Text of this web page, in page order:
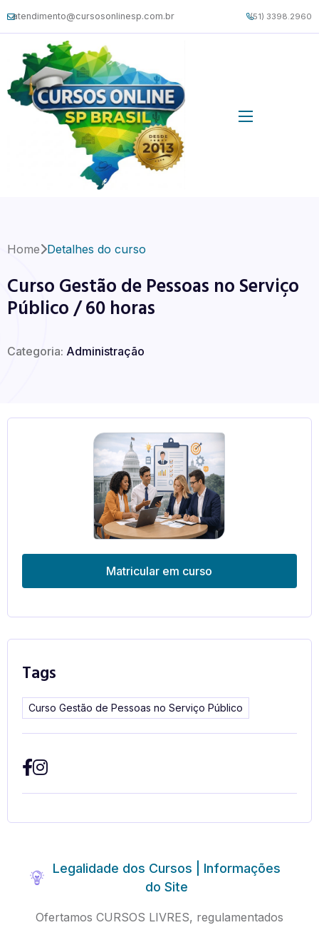
atendimento@cursosonlinesp.com.br (51) 3398.2960
Home Detalhes do curso
Curso Gestão de Pessoas no Serviço
Público / 60 horas
Categoria: Administração
Legalidade dos Cursos | Informações
do Site
Ofertamos CURSOS LIVRES, regulamentados
Matricular em curso
Tags
Curso Gestão de Pessoas no Serviço Público